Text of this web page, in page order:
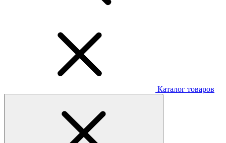
Каталог товаров